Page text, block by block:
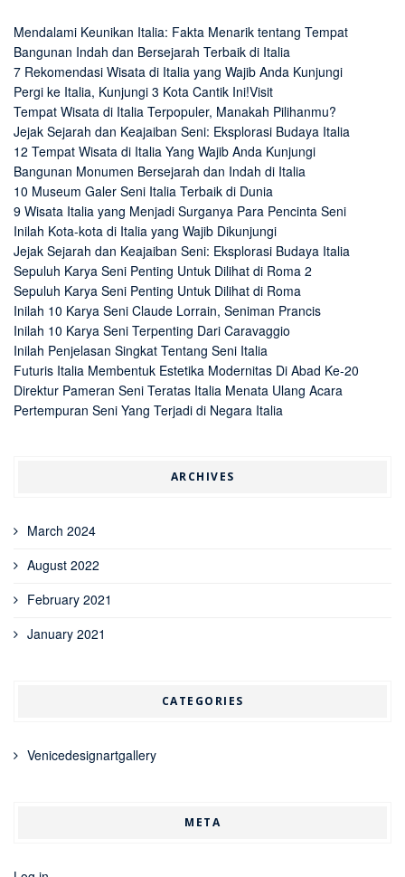
Mendalami Keunikan Italia: Fakta Menarik tentang Tempat
Bangunan Indah dan Bersejarah Terbaik di Italia
7 Rekomendasi Wisata di Italia yang Wajib Anda Kunjungi
Pergi ke Italia, Kunjungi 3 Kota Cantik Ini!Visit
Tempat Wisata di Italia Terpopuler, Manakah Pilihanmu?
Jejak Sejarah dan Keajaiban Seni: Eksplorasi Budaya Italia
12 Tempat Wisata di Italia Yang Wajib Anda Kunjungi
Bangunan Monumen Bersejarah dan Indah di Italia
10 Museum Galer Seni Italia Terbaik di Dunia
9 Wisata Italia yang Menjadi Surganya Para Pencinta Seni
Inilah Kota-kota di Italia yang Wajib Dikunjungi
Jejak Sejarah dan Keajaiban Seni: Eksplorasi Budaya Italia
Sepuluh Karya Seni Penting Untuk Dilihat di Roma 2
Sepuluh Karya Seni Penting Untuk Dilihat di Roma
Inilah 10 Karya Seni Claude Lorrain, Seniman Prancis
Inilah 10 Karya Seni Terpenting Dari Caravaggio
Inilah Penjelasan Singkat Tentang Seni Italia
Futuris Italia Membentuk Estetika Modernitas Di Abad Ke-20
Direktur Pameran Seni Teratas Italia Menata Ulang Acara
Pertempuran Seni Yang Terjadi di Negara Italia
ARCHIVES
March 2024
August 2022
February 2021
January 2021
CATEGORIES
Venicedesignartgallery
META